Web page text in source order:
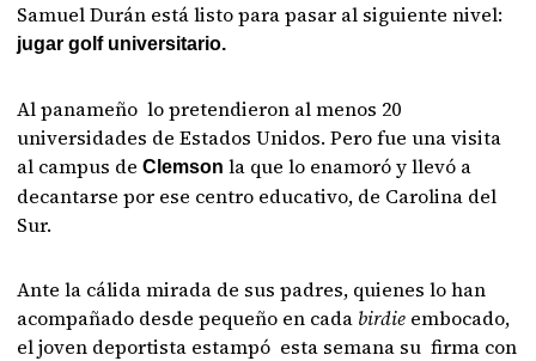
Samuel Durán está listo para pasar al siguiente nivel:
jugar golf universitario.
Al panameño lo pretendieron al menos 20
universidades de Estados Unidos. Pero fue una visita
al campus deClemson la que lo enamoró y llevó a
decantarse por ese centro educativo, de Carolina del
Sur.
Ante la cálida mirada de sus padres, quienes lo han
acompañado desde pequeño en cada birdie embocado,
el joven deportista estampó esta semana su firma con